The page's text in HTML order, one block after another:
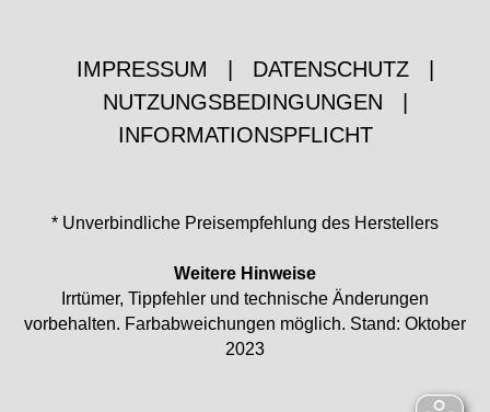
IMPRESSUM DATENSCHUTZ
NUTZUNGSBEDINGUNGEN
INFORMATIONSPFLICHT
* Unverbindliche Preisempfehlung des Herstellers
Weitere Hinweise
Irrtümer, Tippfehler und technische Änderungen
vorbehalten. Farbabweichungen möglich. Stand: Oktober
2023